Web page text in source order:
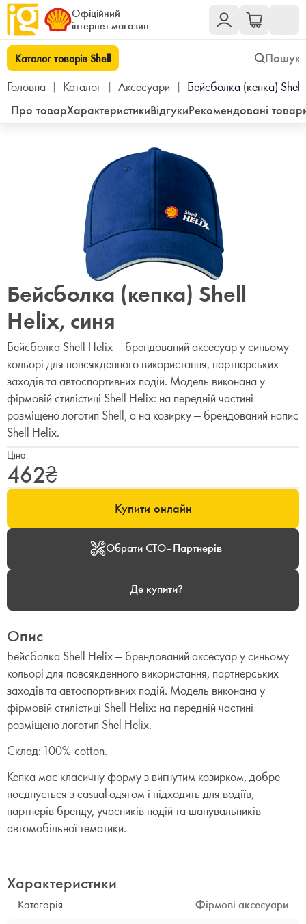
Офіційний
інтернет-магазин
Каталог товарів Shell
Головна | Каталог | Аксесуари | Бейсболка (кепка)
Про товарХарактеристикиВідгукиРекомендовані
Бейсболка (кепка) Shell
Helix, синя
Бейсболка Shell Helix — брендований аксесуар у синьому
кольорі для повсякденного використання, партнерських
заходів та автоспортивних подій. Модель виконана у
фірмовій стилістиці Shell Helix: на передній частині
розміщено логотип Shell, а на козирку — брендований напис
Shell Helix.
Ціна:
462₴
Купити онлайн
Обрати СТО–Партнерів
Де купити?
Опис
Бейсболка Shell Helix — брендований аксесуар у синьому
кольорі для повсякденного використання, партнерських
заходів та автоспортивних подій. Модель виконана у
фірмовій стилістиці Shell Helix: на передній частині
розміщено логотип Shel Helix.
Склад: 100% cotton.
Кепка має класичну форму з вигнутим козирком, добре
поєднується з casual-одягом і підходить для водіїв,
партнерів бренду, учасників подій та шанувальників
автомобільної тематики.
Характеристики
Категорія
Фірмові аксесуари